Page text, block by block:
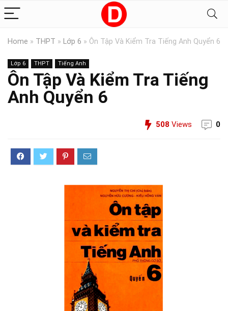
Home » THPT » Lớp 6 » Ôn Tập Và Kiểm Tra Tiếng Anh Quyển 6
Lớp 6 THPT Tiếng Anh
Ôn Tập Và Kiểm Tra Tiếng
Anh Quyển 6
508 Views 0